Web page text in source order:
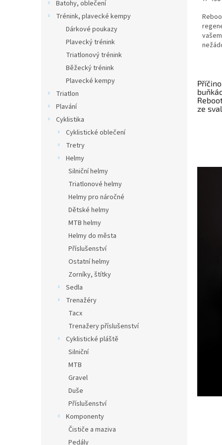
Batohy, oblečení
Trénink, plavecké kempy
Dárkové poukazy
Plavecký trénink
Triatlonový trénink
Běžecký trénink
Plavecké kempy
Triatlon
Plavání
Cyklistika
Cyklistické oblečení
Tretry
Helmy
Silniční helmy
Triatlonové helmy
Helmy pro náročné
Dětské helmy
MTB helmy
Helmy do města
Příslušenství
Ostatní helmy
Zorníky, štítky
Sedla
Trenažéry
Tacx
Trenažery příslušenství
Cyklistické pláště
Silniční
MTB
Gravel
Duše
Příslušenství
Komponenty
Čističe a maziva
Pedály
ze